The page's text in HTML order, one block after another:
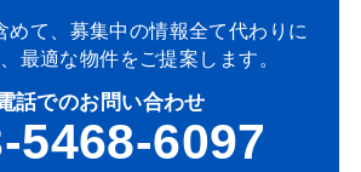
めて、募集中の情報全て代わりに
最適な物件をご提案します。
話でのお問い合わせ
5468-6097